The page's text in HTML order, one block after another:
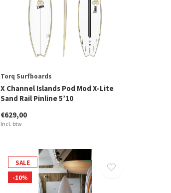
Torq Surfboards
X Channel Islands Pod Mod X-Lite
Sand Rail Pinline 5’10
€629,00
Incl. btw
SALE
-10%